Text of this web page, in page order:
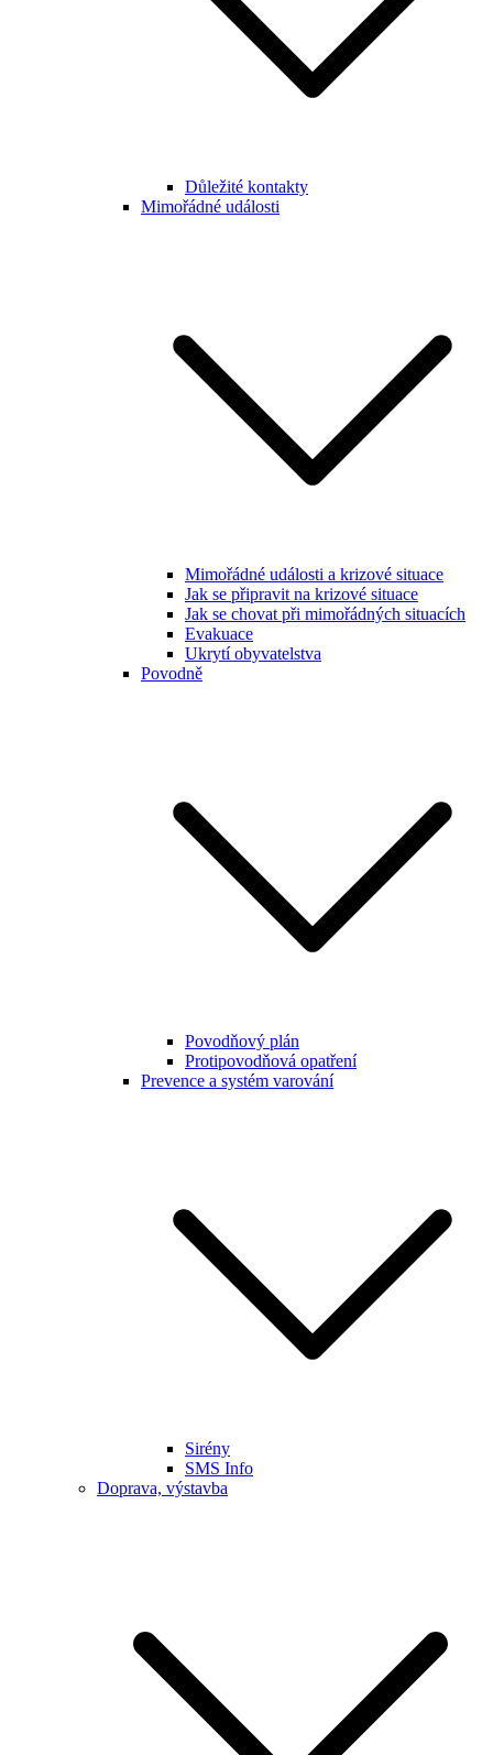
Důležité kontakty
Mimořádné události
Mimořádné události a krizové situace
Jak se připravit na krizové situace
Jak se chovat při mimořádných situacích
Evakuace
Ukrytí obyvatelstva
Povodně
Povodňový plán
Protipovodňová opatření
Prevence a systém varování
Sirény
SMS Info
Doprava, výstavba